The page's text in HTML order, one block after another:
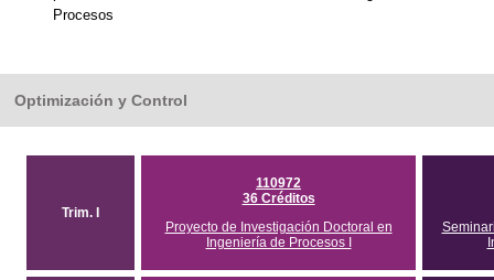
Procesos
Optimización y Control
Trim. I
110972
36 Créditos
Proyecto de Investigación Doctoral en
Ingeniería de Procesos I